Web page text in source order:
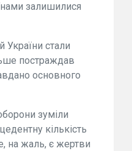
залишилися
України стали
постраждав
основного
зуміли
кількість
на жаль, є жертви